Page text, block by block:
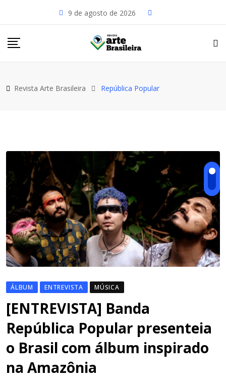
9 de agosto de 2026
Revista Arte Brasileira República Popular
ÁLBUM ENTREVISTA MÚSICA
[ENTREVISTA] Banda
República Popular presenteia
o Brasil com álbum inspirado
na Amazônia